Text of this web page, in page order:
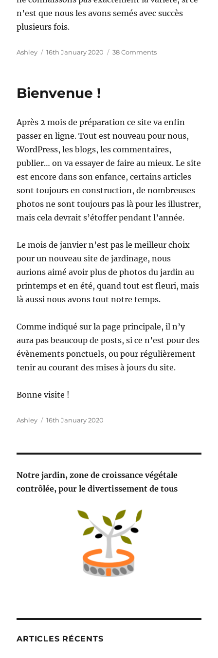
n’est que nous les avons semés avec succès
plusieurs fois.
Author
Ashley
Posted
16th January 2020 38 Commentson
Bienvenue !
Après 2 mois de préparation ce site va enfin
passer en ligne. Tout est nouveau pour nous,
WordPress, les blogs, les commentaires,
publier… on va essayer de faire au mieux. Le site
est encore dans son enfance, certains articles
sont toujours en construction, de nombreuses
photos ne sont toujours pas là pour les illustrer,
mais cela devrait s’étoffer pendant l’année.
Le mois de janvier n’est pas le meilleur choix
pour un nouveau site de jardinage, nous
aurions aimé avoir plus de photos du jardin au
printemps et en été, quand tout est fleuri, mais
là aussi nous avons tout notre temps.
Comme indiqué sur la page principale, il n’y
aura pas beaucoup de posts, si ce n’est pour des
évènements ponctuels, ou pour régulièrement
tenir au courant des mises à jours du site.
Bonne visite !
Author
Ashley
Posted
16th January 2020
Notre jardin, zone de croissance végétale
contrôlée, pour le divertissement de tous
ARTICLES RÉCENTS